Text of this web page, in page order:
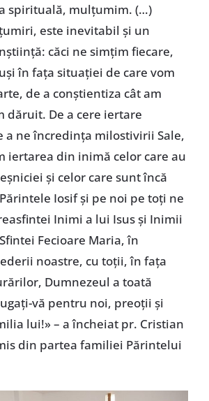
spirituală, mulțumim. (…)
este inevitabil și un
căci ne simțim fiecare,
în fața situației de care vom
de a conștientiza cât am
dăruit. De a cere iertare
a ne încredința milostivirii Sale,
iertarea din inimă celor care au
și celor care sunt încă
Iosif și pe noi pe toți ne
Inimi a lui Isus și Inimii
Fecioare Maria, în
noastre, cu toții, în fața
Dumnezeul a toată
vă pentru noi, preoții și
lui!» – a încheiat pr. Cristian
din partea familiei Părintelui